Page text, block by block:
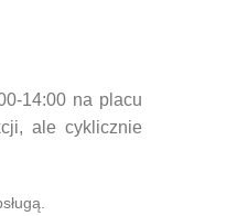
14:00 na placu
ale cyklicznie